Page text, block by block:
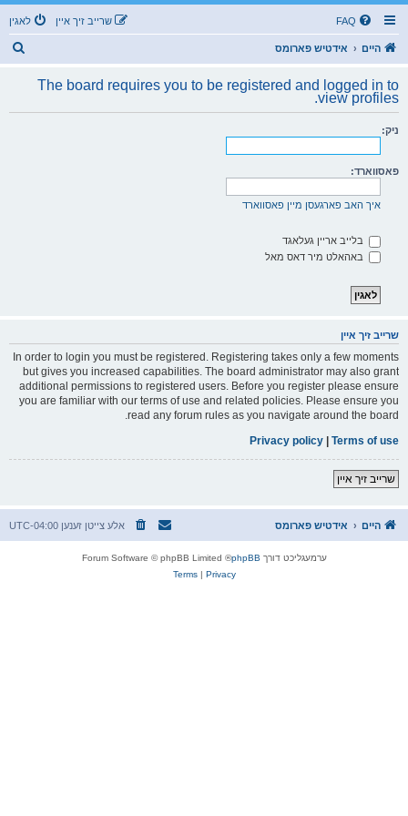
FAQ לאגין שרייב זיך איין
היים אידטיש פארומס
The board requires you to be registered and logged in to
view profiles.
ניק:
פאסווארד:
איך האב פארגעסן מיין פאסווארד
בלייב אריין געלאגד
באהאלט מיר דאס מאל
שרייב זיך איין
In order to login you must be registered. Registering takes only a few moments
but gives you increased capabilities. The board administrator may also grant
additional permissions to registered users. Before you register please ensure
you are familiar with our terms of use and related policies. Please ensure you
read any forum rules as you navigate around the board.
Terms of use
|
Privacy policy
שרייב זיך איין
היים אידטיש פארומס אלע צייטן זענען UTC-04:00
ערמעגליכט דורך phpBB
® Forum Software © phpBB Limited
Privacy
|
Terms